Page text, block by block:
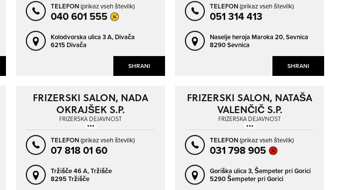
GORNJA RADGONA
HRASTNIK
ILIRSKA BISTRICA
IZLAKE
KOČEVJE
LAŠKO
LENART V SLOVENSKIH GORICAH
LESCE
SHRANI
TELEFON(prikaz vseh številk)
040 601 555
Kolodvorska ulica 3 A, Divača
6215 Divača
SHRANI
TELEFON(prikaz vseh številk)
051 314 413
Naselje heroja Maroka 20,Sevnica
8290 Sevnica
FRIZERSKI SALON, NADA
OKRAJŠEK S.P.
FRIZERSKA DEJAVNOST
TELEFON(prikaz vseh številk)
07 818 01 60
Tržišče 46 A,Tržišče
8295 Tržišče
FRIZERSKI SALON, NATAŠA
VALENČIČ S.P.
FRIZERSKA DEJAVNOST
TELEFON(prikaz vseh številk)
031 798 905
Goriška ulica 3,Šempeter pri Gorici
5290 Šempeter pri Gorici